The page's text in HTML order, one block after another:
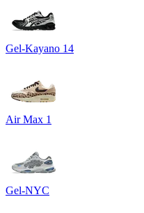
Gel-Kayano 14
Air Max 1
Gel-NYC